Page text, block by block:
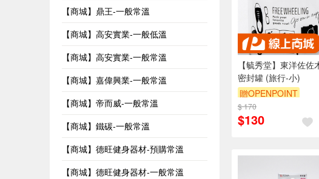
【商城】鼎王-一般常溫
【商城】高安實業-一般低溫
【商城】高安實業-一般常溫
【商城】嘉偉興業-一般常溫
【商城】帝而威-一般常溫
【商城】鐵碳-一般常溫
【商城】德旺健身器材-預購常溫
【商城】德旺健身器材-一般常溫
【毓秀堂】東洋佐佐
密封罐 (旅行-小)
贈OPENPOINT
$ 170
$130